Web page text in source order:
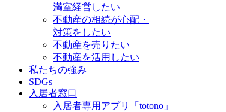
満室経営したい
不動産の相続が心配・
対策をしたい
不動産を売りたい
不動産を活用したい
私たちの強み
SDGs
入居者窓口
入居者専用アプリ「totono」